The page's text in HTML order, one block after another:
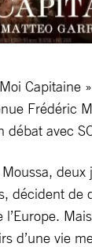
Capitaine
Frédéric
débat avec
deux
décident de
d’une vie